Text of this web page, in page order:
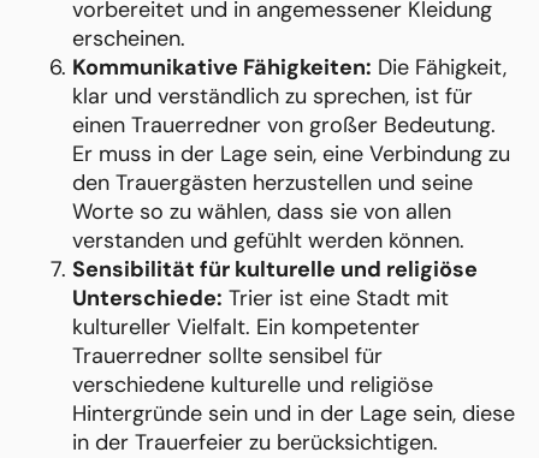
vorbereitet und in angemessener Kleidung
erscheinen.
Kommunikative Fähigkeiten: Die Fähigkeit,
klar und verständlich zu sprechen, ist für
einen Trauerredner von großer Bedeutung.
Er muss in der Lage sein, eine Verbindung zu
den Trauergästen herzustellen und seine
Worte so zu wählen, dass sie von allen
verstanden und gefühlt werden können.
Sensibilität für kulturelle und religiöse
Unterschiede: Trier ist eine Stadt mit
kultureller Vielfalt. Ein kompetenter
Trauerredner sollte sensibel für
verschiedene kulturelle und religiöse
Hintergründe sein und in der Lage sein, diese
in der Trauerfeier zu berücksichtigen.